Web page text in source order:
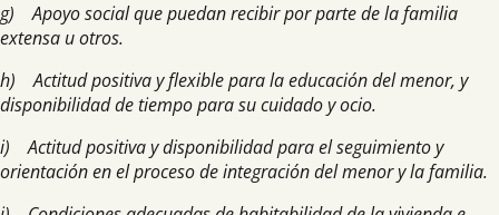
g) Apoyo social que puedan recibir por parte de la familia
extensa u otros.
h) Actitud positiva y flexible para la educación del menor, y
disponibilidad de tiempo para su cuidado y ocio.
i) Actitud positiva y disponibilidad para el seguimiento y
orientación en el proceso de integración del menor y la familia.